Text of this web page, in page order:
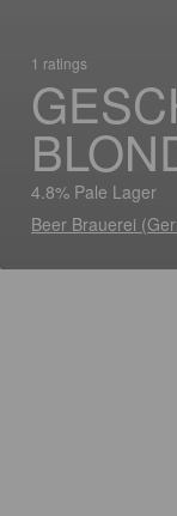
1 ratings
4.8% Pale Lager
Beer Brauerei